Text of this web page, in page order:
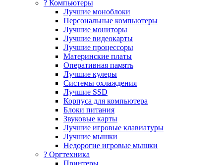
?️ Компьютеры
Лучшие моноблоки
Персональные компьютеры
Лучшие мониторы
Лучшие видеокарты
Лучшие процессоры
Материнские платы
Оперативная память
Лучшие кулеры
Системы охлаждения
Лучшие SSD
Корпуса для компьютера
Блоки питания
Звуковые карты
Лучшие игровые клавиатуры
Лучшие мышки
Недорогие игровые мышки
?️ Оргтехника
Принтеры